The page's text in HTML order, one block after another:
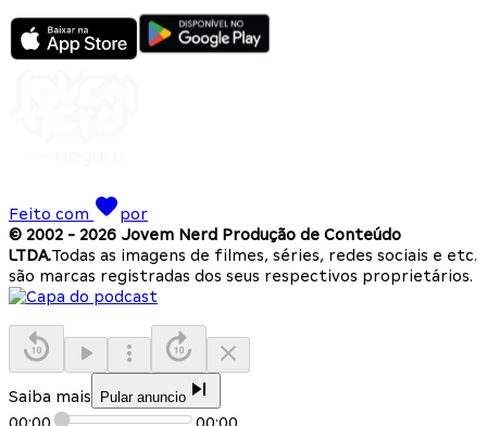
Feito com
por
© 2002 - 2026 Jovem Nerd Produção de Conteúdo
LTDA.Todas as imagens de filmes, séries, redes sociais e etc.
são marcas registradas dos seus respectivos proprietários.
Saiba mais Pular anuncio